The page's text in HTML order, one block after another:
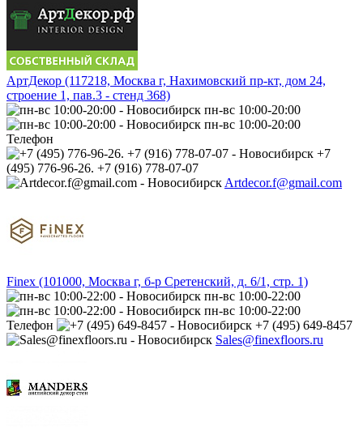
АртДекор (117218, Москва г, Нахимовский пр-кт, дом 24,
строение 1, пав.3 - стенд 368)
пн-вс 10:00-20:00
пн-вс 10:00-20:00
Телефон
+7
(495) 776-96-26. +7 (916) 778-07-07
Artdecor.f@gmail.com
Finex (101000, Москва г, б-р Сретенский, д. 6/1, стр. 1)
пн-вс 10:00-22:00
пн-вс 10:00-22:00
Телефон
+7 (495) 649-8457
Sales@finexfloors.ru